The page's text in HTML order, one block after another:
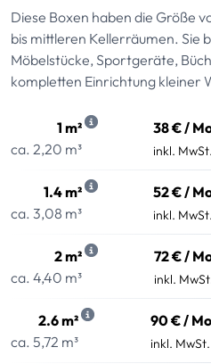
Diese Boxen haben die Größe
bis mittleren Kellerräumen. Sie
Möbelstücke, Sportgeräte,
kompletten Einrichtung kleiner
1 m²
ca. 2,20 m³
38 € /
inkl. MwSt.
1.4 m²
ca. 3,08 m³
52 € /
inkl. MwSt.
2 m²
ca. 4,40 m³
72 € /
inkl.
2.6 m²
ca. 5,72 m³
90 € /
inkl. MwSt.